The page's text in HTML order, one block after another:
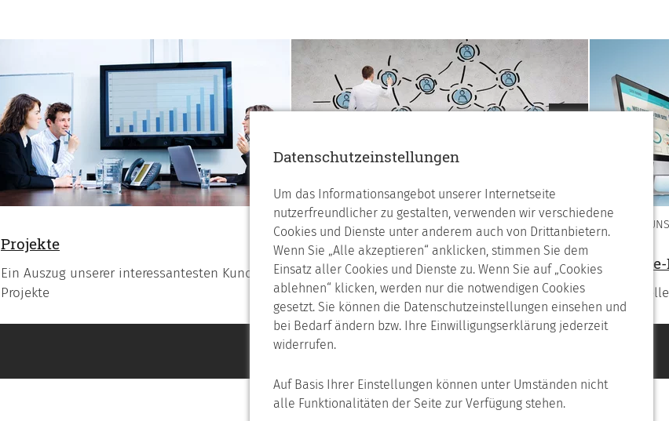
Datenschutzeinstellungen
Um das Informationsangebot unserer Internetseite
nutzerfreundlicher zu gestalten, verwenden wir verschiedene
Cookies und Dienste unter anderem auch von Drittanbietern.
Wenn Sie „Alle akzeptieren“ anklicken, stimmen Sie dem
Einsatz aller Cookies und Dienste zu. Wenn Sie auf „Cookies
ablehnen“ klicken, werden nur die notwendigen Cookies
gesetzt. Sie können die Datenschutzeinstellungen einsehen und
bei Bedarf ändern bzw. Ihre Einwilligungserklärung jederzeit
widerrufen.
Auf Basis Ihrer Einstellungen können unter Umständen nicht
alle Funktionalitäten der Seite zur Verfügung stehen.
Projekte
Ein Auszug unserer interessantesten Kunden-
Projekte
Referenzen
Werden auch Sie ein zufriedener Kunde
WIR ÜBER UNS